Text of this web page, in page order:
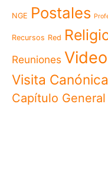
NGE Postales
Recursos Red
Reuniones
Visita Canónica
Capítulo General